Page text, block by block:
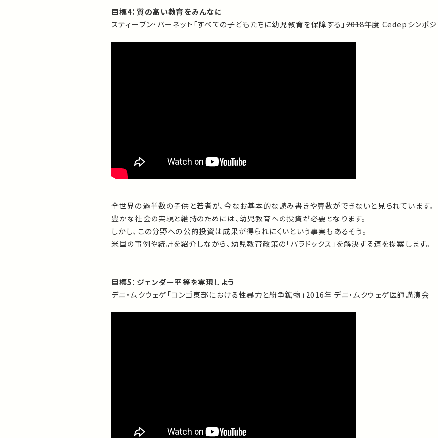
目標4：質の高い教育をみんなに
スティーブン・バーネット「すべての子どもたちに幼児教育を保障する」――2018年度 Cedepシンポ
全世界の過半数の子供と若者が、今なお基本的な読み書きや算数ができないと見られています。
豊かな社会の実現と維持のためには、幼児教育への投資が必要となります。
しかし、この分野への公的投資は成果が得られにくいという事実もあるそう。
米国の事例や統計を紹介しながら、幼児教育政策の「パラドックス」を解決する道を提案します。
目標5：ジェンダー平等を実現しよう
デニ・ムクウェゲ「コンゴ東部における性暴力と紛争鉱物」――2016年 デニ・ムクウェゲ医師講演会